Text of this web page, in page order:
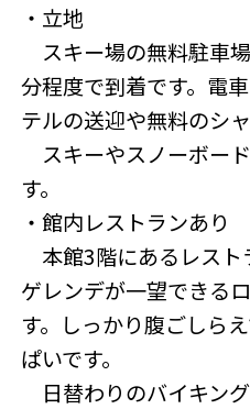
・立地
スキー場の無料駐車
分程度で到着です。電
テルの送迎や無料のシ
スキーやスノーボー
す。
・館内レストランあり
本館3階にあるレスト
ゲレンデが一望できる
す。しっかり腹ごしら
ぱいです。
日替わりのバイキン